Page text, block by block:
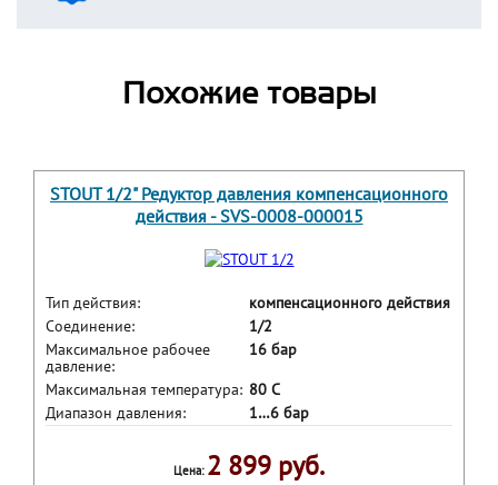
Похожие товары
STOUT 1/2" Редуктор давления компенсационного
действия - SVS-0008-000015
Тип действия:
компенсационного действия
Соединение:
1/2
Максимальное рабочее
давление:
16 бар
Максимальная температура: 80 С
Диапазон давления:
1…6 бар
Цена: 2 899 руб.